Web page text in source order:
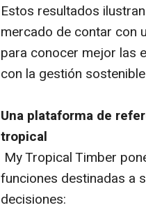
Estos resultados
mercado de contar con
para conocer mejor las
con la gestión
Una plataforma de
tropical
My Tropical Timber
funciones destinadas a
decisiones: